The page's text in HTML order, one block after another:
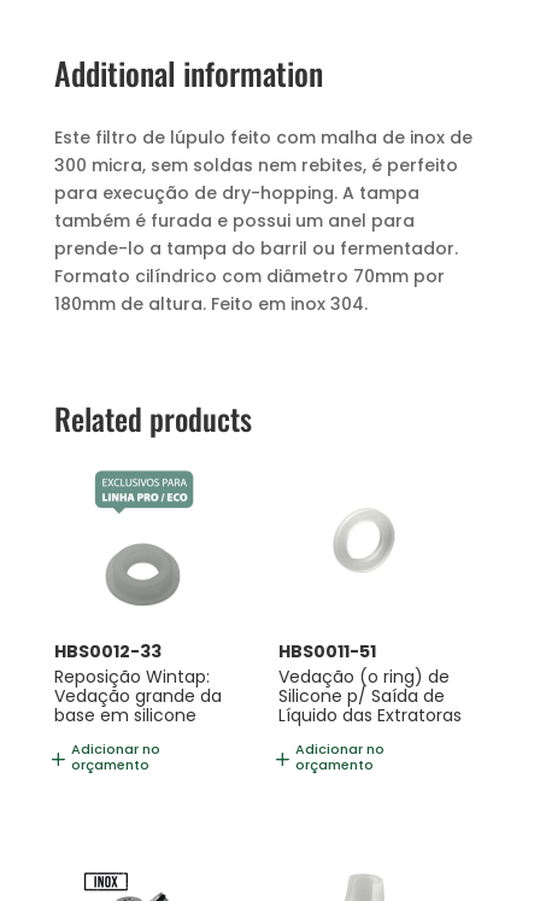
Additional information
Este filtro de lúpulo feito com malha de inox de
300 micra, sem soldas nem rebites, é perfeito
para execução de dry-hopping. A tampa
também é furada e possui um anel para
prende-lo a tampa do barril ou fermentador.
Formato cilíndrico com diâmetro 70mm por
180mm de altura. Feito em inox 304.
Related products
HBS0012-33
Reposição Wintap:
Vedação grande da
base em silicone
Adicionar no
orçamento
HBS0011-51
Vedação (o ring) de
Silicone p/ Saída de
Líquido das Extratoras
Adicionar no
orçamento